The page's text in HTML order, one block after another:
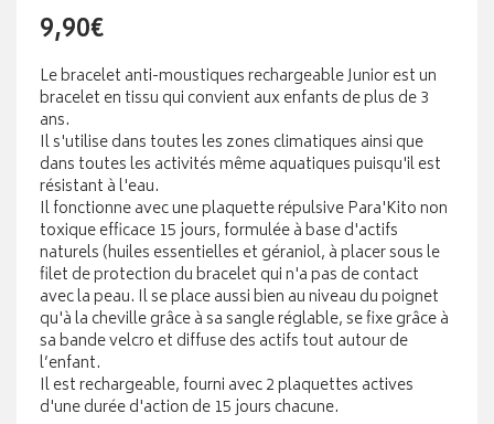
9,90€
Le bracelet anti-moustiques rechargeable Junior est un
bracelet en tissu qui convient aux enfants de plus de 3
ans.
Il s'utilise dans toutes les zones climatiques ainsi que
dans toutes les activités même aquatiques puisqu'il est
résistant à l'eau.
Il fonctionne avec une plaquette répulsive Para'Kito non
toxique efficace 15 jours, formulée à base d'actifs
naturels (huiles essentielles et géraniol, à placer sous le
filet de protection du bracelet qui n'a pas de contact
avec la peau. Il se place aussi bien au niveau du poignet
qu'à la cheville grâce à sa sangle réglable, se fixe grâce à
sa bande velcro et diffuse des actifs tout autour de
l’enfant.
Il est rechargeable, fourni avec 2 plaquettes actives
d'une durée d'action de 15 jours chacune.